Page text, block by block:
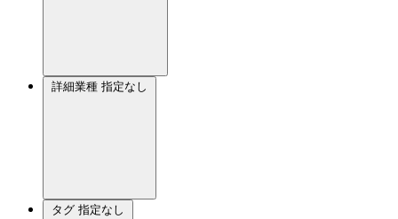
詳細業種 指定なし
タグ 指定なし